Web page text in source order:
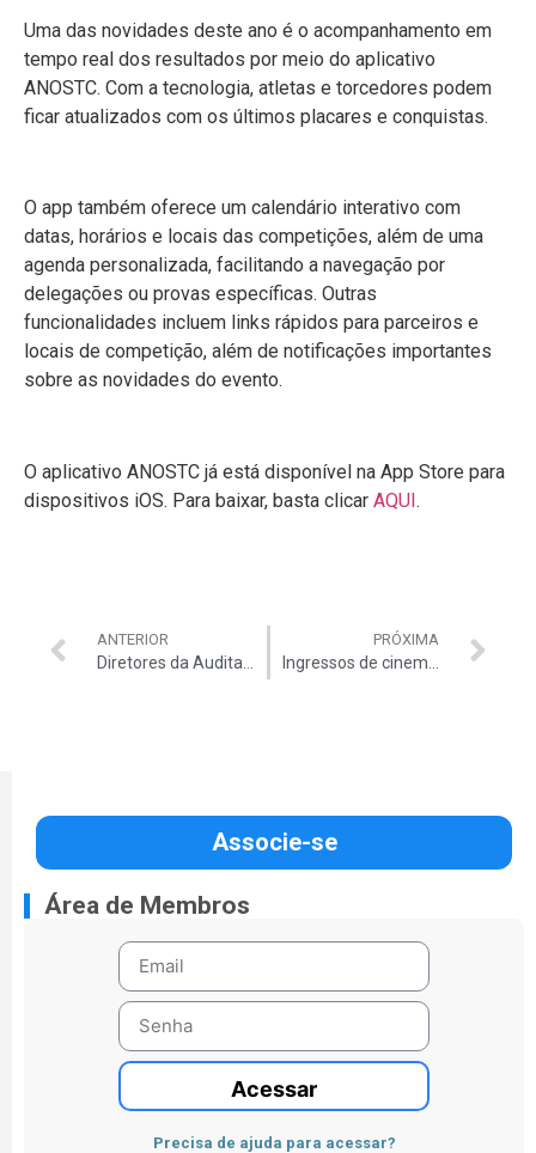
Uma das novidades deste ano é o acompanhamento em
tempo real dos resultados por meio do aplicativo
ANOSTC. Com a tecnologia, atletas e torcedores podem
ficar atualizados com os últimos placares e conquistas.
O app também oferece um calendário interativo com
datas, horários e locais das competições, além de uma
agenda personalizada, facilitando a navegação por
delegações ou provas específicas. Outras
funcionalidades incluem links rápidos para parceiros e
locais de competição, além de notificações importantes
sobre as novidades do evento.
O aplicativo ANOSTC já está disponível na App Store para
dispositivos iOS. Para baixar, basta clicar AQUI .
ANTERIOR PRÓXIMA
Associe-se
Área de Membros
Acessar
Precisa de ajuda para acessar?